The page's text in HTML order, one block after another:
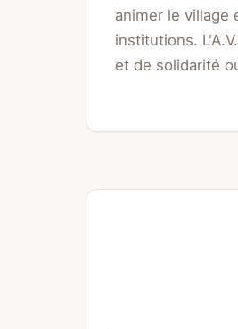
animer le village
institutions.
et de solidarité